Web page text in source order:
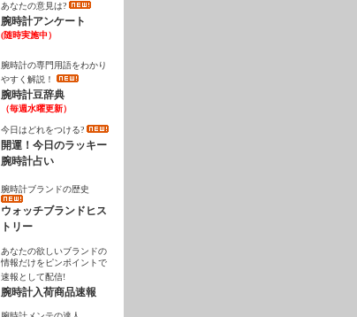
あなたの意見は?
腕時計アンケート
(随時実施中）
腕時計の専門用語をわかり
やすく解説！
腕時計豆辞典
（毎週水曜更新）
今日はどれをつける?
開運！今日のラッキー
腕時計占い
腕時計ブランドの歴史
ウォッチブランドヒス
トリー
あなたの欲しいブランドの
情報だけをピンポイントで
速報として配信!
腕時計入荷商品速報